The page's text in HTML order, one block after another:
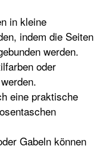
in kleine
indem die Seiten
werden.
oder
eine praktische
Gabeln können